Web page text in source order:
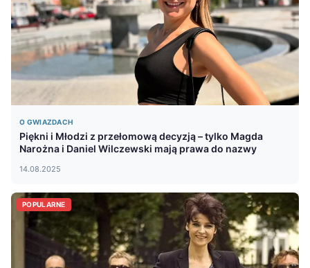
O GWIAZDACH
Piękni i Młodzi z przełomową decyzją – tylko Magda
Narożna i Daniel Wilczewski mają prawa do nazwy
14.08.2025
POPULARNE